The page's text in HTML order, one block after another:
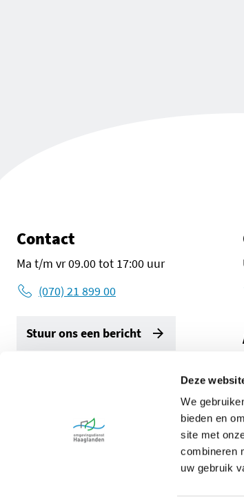
Deze
We
bieden en
site met
combineren
uw gebruik
Contact
Ma t/m vr 09.00 tot 17:00 uur
(070) 21 899 00
Stuur ons een bericht
LinkedIn Omgevingsdienst Haaglanden
Instagram Omgevingsdienst
X Omgevingsdienst
Facebook